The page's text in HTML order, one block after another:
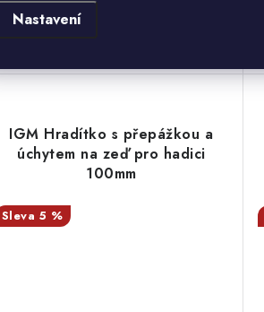
Nastavení
výměnu hadice 100 mm pro odsávání
prachu z jednoho stroje na druhý.
IGM Hradítko s přepážkou a
úchytem na zeď pro hadici
100mm
5 %